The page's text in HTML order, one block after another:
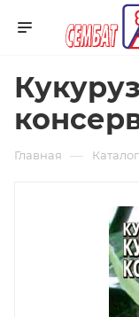
Главная — Каталог